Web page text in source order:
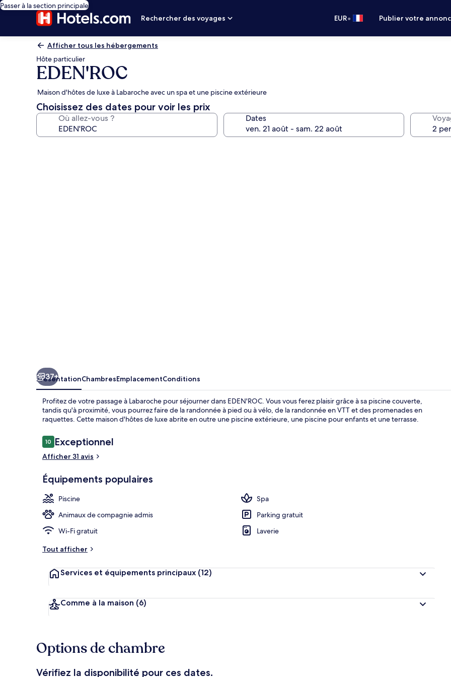
Passer à la section principale
Rechercher des voyages
EUR• Publier votre
Afficher tous les hébergements
Hôte particulier
EDEN'ROC
Maison d'hôtes de luxe à Labaroche avec un spa et une piscine extérieure
Choisissez des dates pour voir les prix
Où allez-vous ? Dates
37+
PrésentationChambresEmplacementConditions
Profitez de votre passage à Labaroche pour séjourner dans EDEN'ROC. Vous vous ferez plaisir grâce à sa piscine couverte,
tandis qu'à proximité, vous pourrez faire de la randonnée à pied ou à vélo, de la randonnée en VTT et des promenades en
raquettes. Cette maison d'hôtes de luxe abrite en outre une piscine extérieure, une piscine pour enfants et une terrasse.
Avis
voyageurs
1010 sur 10
Exceptionnel
Afficher 31 avis
Équipements populaires
Piscine
Spa
Animaux de compagnie admis
Parking gratuit
Wi-Fi gratuit
Laverie
Tout afficher
Services et équipements principaux (12)
Comme à la maison (6)
Options de chambre
Vérifiez la disponibilité pour ces dates.